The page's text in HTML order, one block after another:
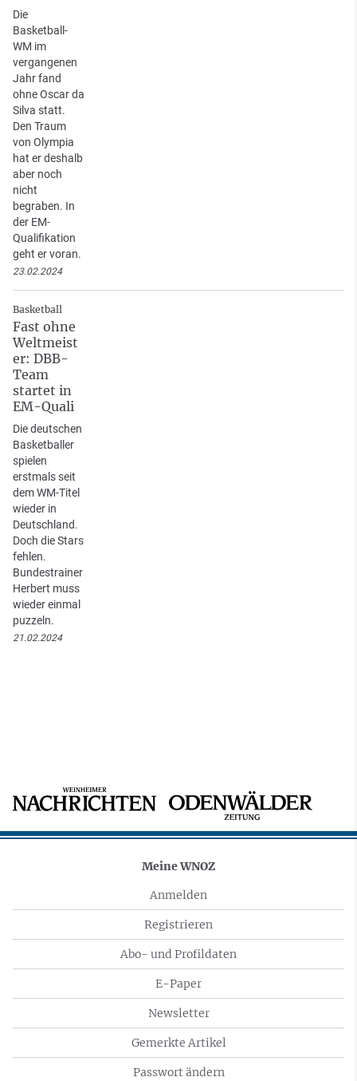
Die
Basketball-
WM im
vergangenen
Jahr fand
ohne Oscar da
Silva statt.
Den Traum
von Olympia
hat er deshalb
aber noch
nicht
begraben. In
der EM-
Qualifikation
geht er voran.
23.02.2024
Basketball
Fast ohne
Weltmeist
er: DBB-
Team
startet in
EM-Quali
Die deutschen
Basketballer
spielen
erstmals seit
dem WM-Titel
wieder in
Deutschland.
Doch die Stars
fehlen.
Bundestrainer
Herbert muss
wieder einmal
puzzeln.
21.02.2024
Meine WNOZ
Anmelden
Registrieren
Abo- und Profildaten
E-Paper
Newsletter
Gemerkte Artikel
Passwort ändern